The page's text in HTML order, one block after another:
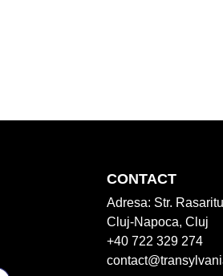
CONTACT
Adresa: Str.
Cluj-Napoca, Cluj
+40 722 329 274